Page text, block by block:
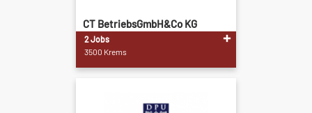
CT BetriebsGmbH&Co KG
2 Jobs
3500 Krems